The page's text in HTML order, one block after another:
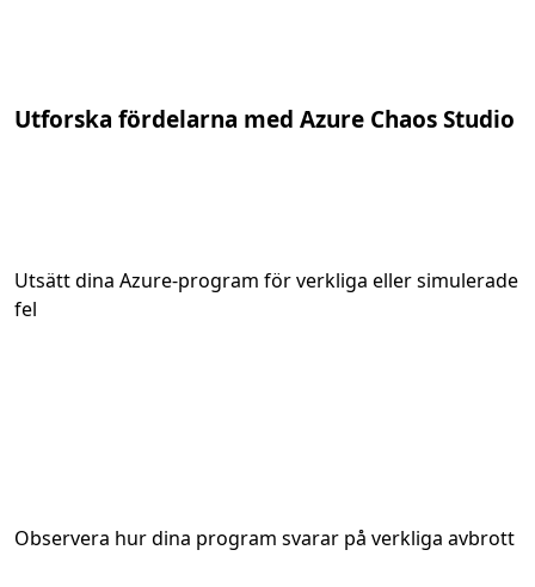
Utforska fördelarna med Azure Chaos Studio
Utsätt dina Azure-program för verkliga eller simulerade
fel
Observera hur dina program svarar på verkliga avbrott